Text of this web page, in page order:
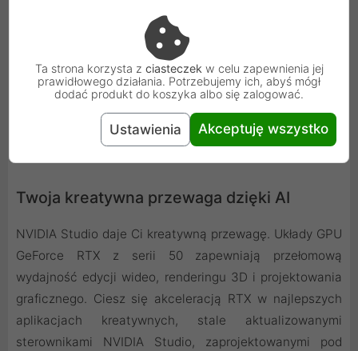
Twoja kreatywna przewaga dzięki AI
NVIDIA Studio daje Ci kreatywną przewagę. Układy GPU
GeForce RTX z serii 50 zapewniają przełomową
wydajność edycji wideo, renderingu 3D i projektowania
graficznego. Ciesz się akceleracją RTX w najlepszych
aplikacjach kreatywnych, stale aktualizowanymi
sterownikami NVIDIA Studio, zaprojektowanymi pod
Ta strona korzysta z ciasteczek w celu zapewnienia jej
prawidłowego działania. Potrzebujemy ich, abyś mógł
dodać produkt do koszyka albo się zalogować.
Ustawienia Akceptuję wszystko